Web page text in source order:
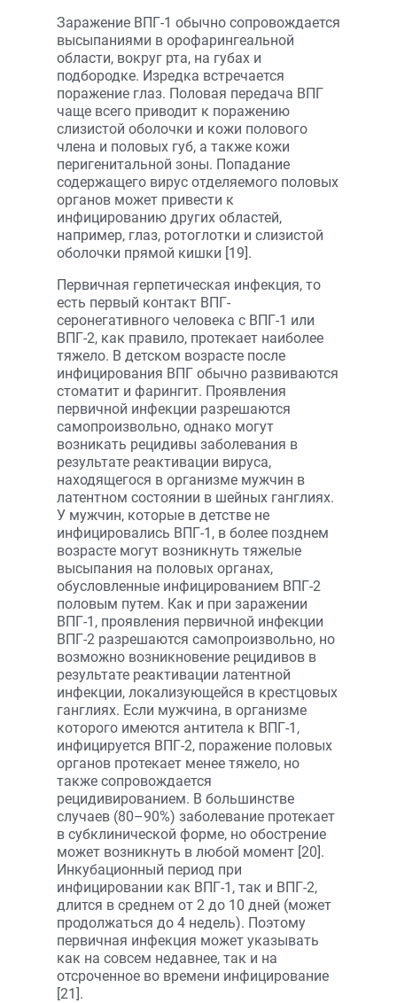
Заражение ВПГ-1 обычно сопровождается
высыпаниями в орофарингеальной
области, вокруг рта, на губах и
подбородке. Изредка встречается
поражение глаз. Половая передача ВПГ
чаще всего приводит к поражению
слизистой оболочки и кожи полового
члена и половых губ, а также кожи
перигенитальной зоны. Попадание
содержащего вирус отделяемого половых
органов может привести к
инфицированию других областей,
например, глаз, ротоглотки и слизистой
оболочки прямой кишки [19].
Первичная герпетическая инфекция, то
есть первый контакт ВПГ-
серонегативного человека с ВПГ-1 или
ВПГ-2, как правило, протекает наиболее
тяжело. В детском возрасте после
инфицирования ВПГ обычно развиваются
стоматит и фарингит. Проявления
первичной инфекции разрешаются
самопроизвольно, однако могут
возникать рецидивы заболевания в
результате реактивации вируса,
находящегося в организме мужчин в
латентном состоянии в шейных ганглиях.
У мужчин, которые в детстве не
инфицировались ВПГ-1, в более позднем
возрасте могут возникнуть тяжелые
высыпания на половых органах,
обусловленные инфицированием ВПГ-2
половым путем. Как и при заражении
ВПГ-1, проявления первичной инфекции
ВПГ-2 разрешаются самопроизвольно, но
возможно возникновение рецидивов в
результате реактивации латентной
инфекции, локализующейся в крестцовых
ганглиях. Если мужчина, в организме
которого имеются антитела к ВПГ-1,
инфицируется ВПГ-2, поражение половых
органов протекает менее тяжело, но
также сопровождается
рецидивированием. В большинстве
случаев (80–90%) заболевание протекает
в субклинической форме, но обострение
может возникнуть в любой момент [20].
Инкубационный период при
инфицировании как ВПГ-1, так и ВПГ-2,
длится в среднем от 2 до 10 дней (может
продолжаться до 4 недель). Поэтому
первичная инфекция может указывать
как на совсем недавнее, так и на
отсроченное во времени инфицирование
[21].